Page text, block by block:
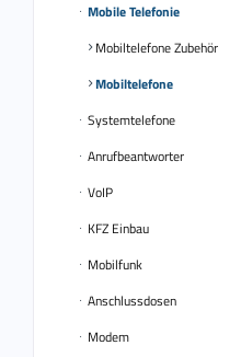
Mobile Telefonie
Mobiltelefone Zubehör
Mobiltelefone
Systemtelefone
Anrufbeantworter
VoIP
KFZ Einbau
Mobilfunk
Anschlussdosen
Modem